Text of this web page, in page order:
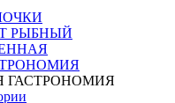
РЫБНЫЙ
ГАСТРОНОМИЯ